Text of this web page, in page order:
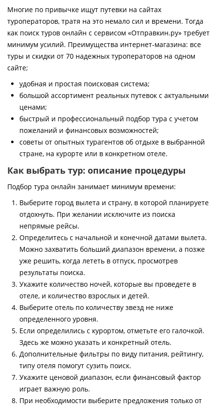
Многие по привычке ищут путевки на сайтах
туроператоров, тратя на это немало сил и времени. Тогда
как поиск туров онлайн с сервисом «Отправкин.ру» требует
минимум усилий. Преимущества интернет-магазина: все
туры и скидки от 70 надежных туроператоров на одном
сайте;
удобная и простая поисковая система;
большой ассортимент реальных путевок с актуальными
ценами;
быстрый и профессиональный подбор тура с учетом
пожеланий и финансовых возможностей;
советы от опытных турагентов об отдыхе в выбранной
стране, на курорте или в конкретном отеле.
Как выбрать тур: описание процедуры
Подбор тура онлайн занимает минимум времени:
Выберите город вылета и страну, в которой планируете
отдохнуть. При желании исключите из поиска
непрямые рейсы.
Определитесь с начальной и конечной датами вылета.
Можно захватить больший диапазон времени, а позже
уже решить, когда лететь в отпуск, просмотрев
результаты поиска.
Укажите количество ночей, которые вы проведете в
отеле, и количество взрослых и детей.
Выберите отель по количеству звезд не ниже
определенного уровня.
Если определились с курортом, отметьте его галочкой.
Здесь же можно указать и конкретный отель.
Дополнительные фильтры по виду питания, рейтингу,
типу отеля помогут сузить поиск.
Укажите ценовой диапазон, если финансовый фактор
играет важную роль.
При необходимости выберите предложения только от